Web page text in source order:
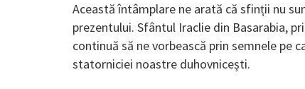
Această întâmplare ne arată că sfinții nu
prezentului. Sfântul Iraclie din Basarabia,
continuă să ne vorbească prin semnele pe
statorniciei noastre duhovnicești.